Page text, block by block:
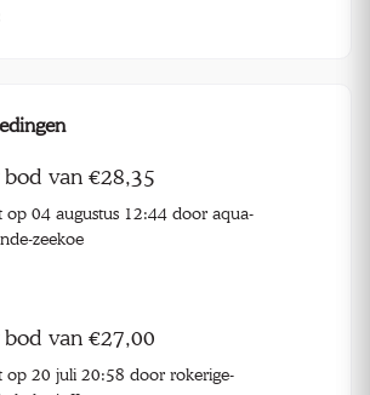
van €28,35
op 04 augustus 12:44 door aqua-
zeekoe
van €27,00
op 20 juli 20:58 door rokerige-